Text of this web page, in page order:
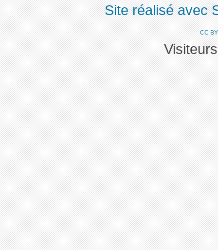
Site réalisé avec
CC